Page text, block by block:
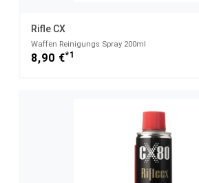
Rifle CX
Waffen Reinigungs Spray 200ml
8,90 €*1